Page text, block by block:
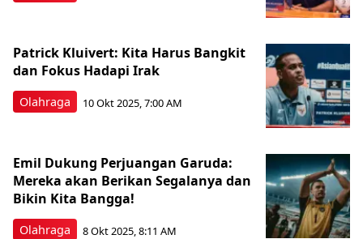
Olahraga
Patrick Kluivert: Kita Harus Bangkit
dan Fokus Hadapi Irak
10 Okt 2025, 7:00 AM
Olahraga
Emil Dukung Perjuangan Garuda:
Mereka akan Berikan Segalanya dan
Bikin Kita Bangga!
8 Okt 2025, 8:11 AM